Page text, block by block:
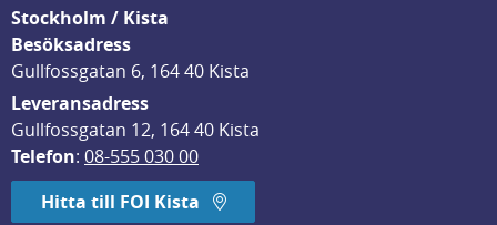
Stockholm / Kista
Besöksadress
Gullfossgatan 6, 164 40 Kista
Leveransadress
Gullfossgatan 12, 164 40 Kista
Telefon: 08-555 030 00
Hitta till FOI Kista